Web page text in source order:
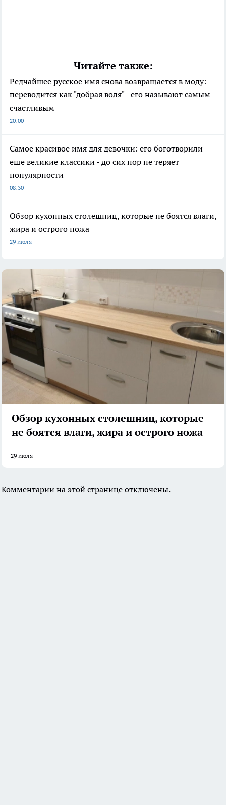
Читайте также:
Редчайшее русское имя снова возвращается в моду:
переводится как "добрая воля" - его называют самым
счастливым
20:00
Самое красивое имя для девочки: его боготворили
еще великие классики - до сих пор не теряет
популярности
08:30
Обзор кухонных столешниц, которые не боятся влаги,
жира и острого ножа
29 июля
Обзор кухонных столешниц, которые
не боятся влаги, жира и острого ножа
29 июля
Комментарии на этой странице отключены.